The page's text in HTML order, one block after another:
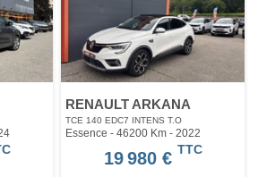
RENAULT ARKANA
TCE 140 EDC7 INTENS T.O
Essence - 46200 Km- 2022
19 980 € TTC